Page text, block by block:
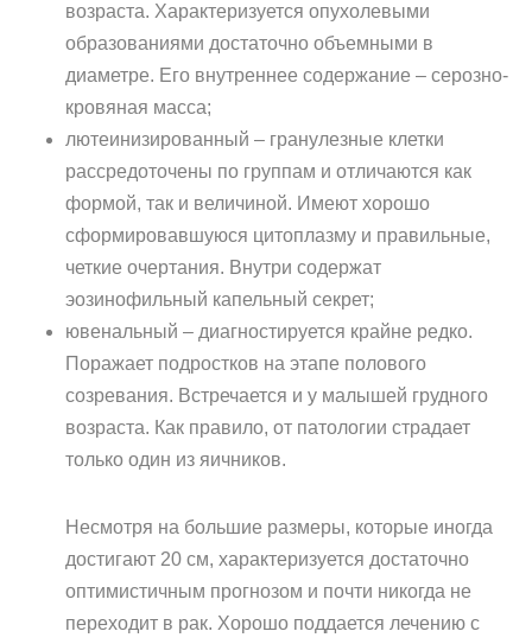
возраста. Характеризуется опухолевыми
образованиями достаточно объемными в
диаметре. Его внутреннее содержание – серозно-
кровяная масса;
лютеинизированный – гранулезные клетки
рассредоточены по группам и отличаются как
формой, так и величиной. Имеют хорошо
сформировавшуюся цитоплазму и правильные,
четкие очертания. Внутри содержат
эозинофильный капельный секрет;
ювенальный – диагностируется крайне редко.
Поражает подростков на этапе полового
созревания. Встречается и у малышей грудного
возраста. Как правило, от патологии страдает
только один из яичников.
Несмотря на большие размеры, которые иногда
достигают 20 см, характеризуется достаточно
оптимистичным прогнозом и почти никогда не
переходит в рак. Хорошо поддается лечению с